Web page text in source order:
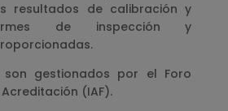
resultados de calibración y
de inspección y
son gestionados por el Foro
(IAF).